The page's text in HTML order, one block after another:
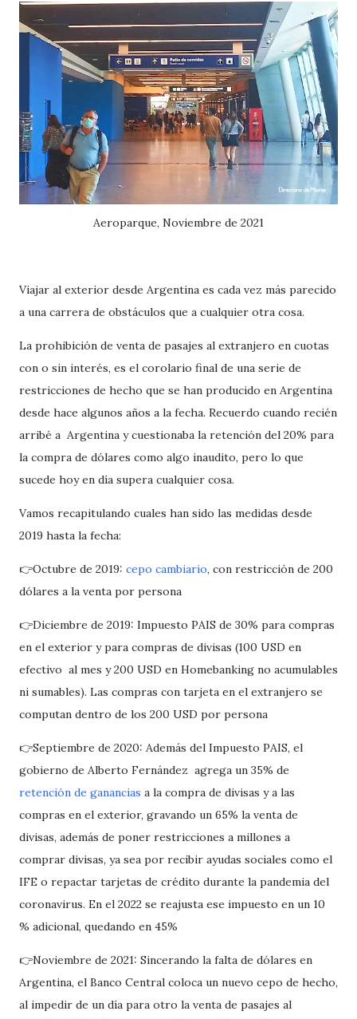
Aeroparque, Noviembre de 2021
Viajar al exterior desde Argentina es cada vez más parecido
a una carrera de obstáculos que a cualquier otra cosa.
La prohibición de venta de pasajes al extranjero en cuotas
con o sin interés, es el corolario final de una serie de
restricciones de hecho que se han producido en Argentina
desde hace algunos años a la fecha. Recuerdo cuando recién
arribé a Argentina y cuestionaba la retención del 20% para
la compra de dólares como algo inaudito, pero lo que
sucede hoy en día supera cualquier cosa.
Vamos recapitulando cuales han sido las medidas desde
2019 hasta la fecha:
👉Octubre de 2019: cepo cambiario, con restricción de 200
dólares a la venta por persona
👉Diciembre de 2019: Impuesto PAIS de 30% para compras
en el exterior y para compras de divisas (100 USD en
efectivo al mes y 200 USD en Homebanking no acumulables
ni sumables). Las compras con tarjeta en el extranjero se
computan dentro de los 200 USD por persona
👉Septiembre de 2020: Además del Impuesto PAIS, el
gobierno de Alberto Fernández agrega un 35% de
retención de ganancias a la compra de divisas y a las
compras en el exterior, gravando un 65% la venta de
divisas, además de poner restricciones a millones a
comprar divisas, ya sea por recibir ayudas sociales como el
IFE o repactar tarjetas de crédito durante la pandemia del
coronavirus. En el 2022 se reajusta ese impuesto en un 10
% adicional, quedando en 45%
👉Noviembre de 2021: Sincerando la falta de dólares en
Argentina, el Banco Central coloca un nuevo cepo de hecho,
al impedir de un día para otro la venta de pasajes al